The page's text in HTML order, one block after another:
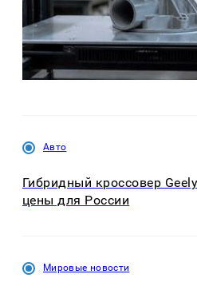
Авто
Гибридный кроссовер
цены для России
Мировые новости